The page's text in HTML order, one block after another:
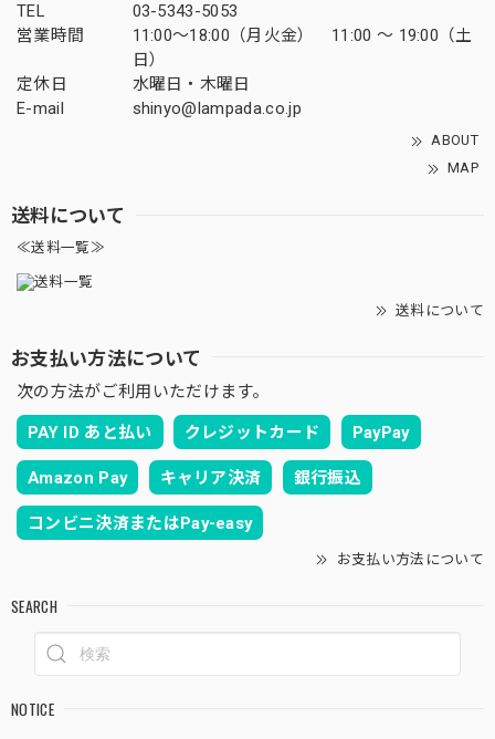
TEL
03-5343-5053
営業時間
11:00～18:00（月火金） 11:00 ～ 19:00（土
日）
定休日
水曜日・木曜日
E-mail
shinyo@lampada.co.jp
ABOUT
MAP
送料について
≪送料一覧≫
送料について
お支払い方法について
次の方法がご利用いただけます。
PAY ID あと払い クレジットカード PayPay
Amazon Pay キャリア決済 銀行振込
コンビニ決済またはPay-easy
お支払い方法について
SEARCH
NOTICE